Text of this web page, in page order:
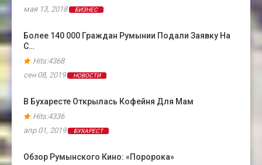
мая 13, 2018
БИЗНЕС
Более 140 000 Граждан Румынии Подали Заявку На
С…
Hits:4368
сен 08, 2019
НОВОСТИ
В Бухаресте Открылась Кофейня Для Мам
Hits:4336
апр 01, 2019
БУХАРЕСТ
Обзор Румынского Кино: «Поророка»